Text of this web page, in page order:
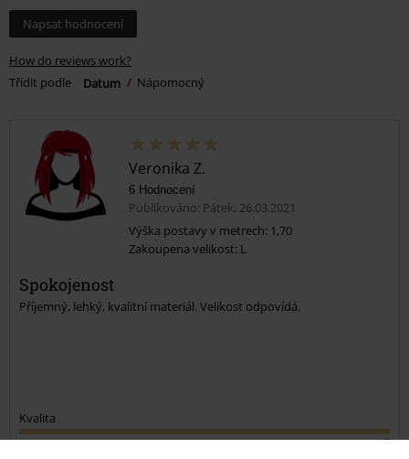
Napsat hodnocení
How do reviews work?
Třídit podle
Datum Nápomocný
Veronika Z.
6 Hodnocení
Publikováno: Pátek, 26.03.2021
Výška postavy v metrech: 1,70
Zakoupena velikost: L
Spokojenost
Příjemný, lehký, kvalitní materiál. Velikost odpovídá.
Kvalita
5